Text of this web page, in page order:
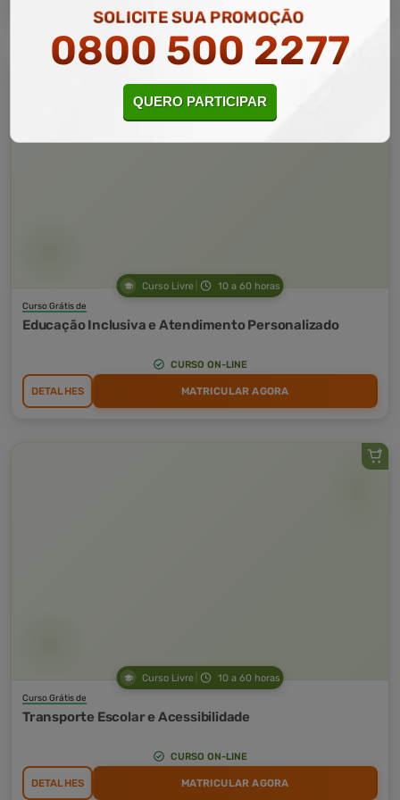
Curso Livre 10 a 60 horas
Curso Grátis de
Educação Inclusiva e Atendimento Personalizado
CURSO ON-LINE
DETALHES MATRICULAR AGORA
Curso Livre 10 a 60 horas
Curso Grátis de
Transporte Escolar e Acessibilidade
CURSO ON-LINE
DETALHES MATRICULAR AGORA
SOLICITE SUA PROMOÇÃO
0800 500 2277
QUERO PARTICIPAR